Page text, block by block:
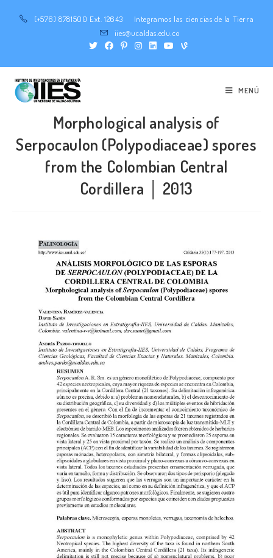
(+576) 8781500 Ext. 12643
Integramos las ciencias de la Tierra
iies@ucaldas.edu.co
MENÚ
Morphological analysis of
Serpocaulon (Polypodiaceae) spores
from the Colombian Central
Cordillera │ 2013